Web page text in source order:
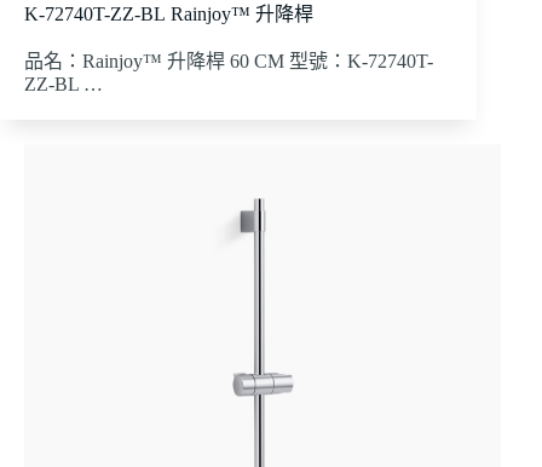
K-72740T-ZZ-BL Rainjoy™ 升降桿
品名：Rainjoy™ 升降桿 60 CM 型號：K-72740T-
ZZ-BL …